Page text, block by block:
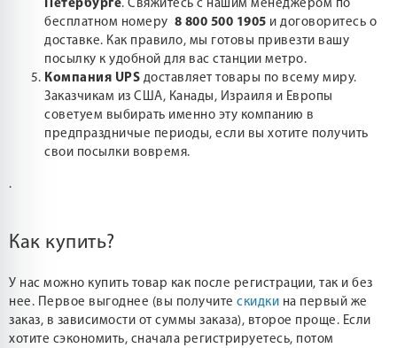
Петербурге. Свяжитесь с нашим менеджером по
бесплатном номеру 8 800 500 1905 и договоритесь о
доставке. Как правило, мы готовы привезти вашу
посылку к удобной для вас станции метро.
Компания UPS доставляет товары по всему миру.
Заказчикам из США, Канады, Израиля и Европы
советуем выбирать именно эту компанию в
предпраздничые периоды, если вы хотите получить
свои посылки вовремя.
.
Как купить?
У нас можно купить товар как после регистрации, так и без
нее. Первое выгоднее (вы получите скидки на первый же
заказ, в зависимости от суммы заказа), второе проще. Если
хотите сэкономить, сначала регистрируетесь, потом